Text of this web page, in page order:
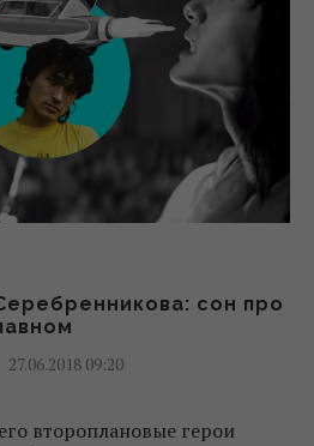
сон про
27.06.2018 09:20
второплановые герои